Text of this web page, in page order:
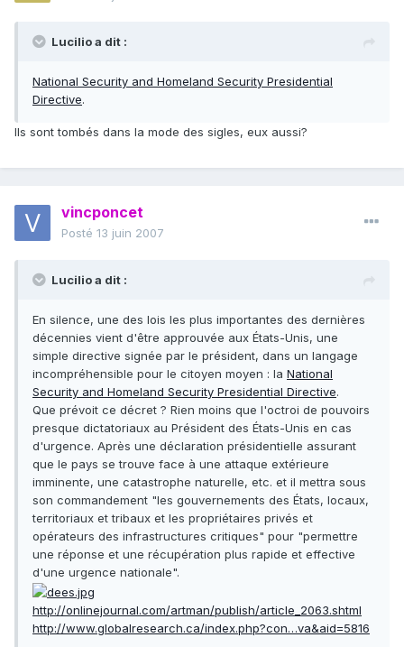
Lucilio a dit :
National Security and Homeland Security Presidential
Directive.
Ils sont tombés dans la mode des sigles, eux aussi?
vincponcet
Posté 13 juin 2007
Lucilio a dit :
En silence, une des lois les plus importantes des dernières
décennies vient d'être approuvée aux États-Unis, une
simple directive signée par le président, dans un langage
incompréhensible pour le citoyen moyen : la National
Security and Homeland Security Presidential Directive.
Que prévoit ce décret ? Rien moins que l'octroi de pouvoirs
presque dictatoriaux au Président des États-Unis en cas
d'urgence. Après une déclaration présidentielle assurant
que le pays se trouve face à une attaque extérieure
imminente, une catastrophe naturelle, etc. et il mettra sous
son commandement "les gouvernements des États, locaux,
territoriaux et tribaux et les propriétaires privés et
opérateurs des infrastructures critiques" pour "permettre
une réponse et une récupération plus rapide et effective
d'une urgence nationale".
http://onlinejournal.com/artman/publish/article_2063.shtml
http://www.globalresearch.ca/index.php?con…va&aid=5816